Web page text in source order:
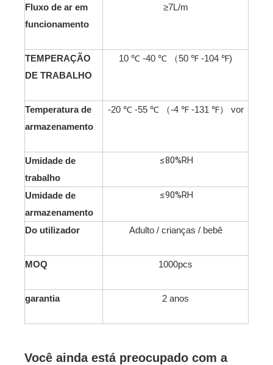
Fluxo de ar em
funcionamento
≥7L/m
TEMPERAÇÃO
DE TRABALHO
10 ℃ -40 ℃ （50 ℉ -104 ℉)
Temperatura de
armazenamento
-20 ℃ -55 ℃ （-4 ℉ -131 ℉） vor
Umidade de
trabalho
≤80%RH
Umidade de
armazenamento
≤90%RH
Do utilizador Adulto / crianças / bebê
MOQ 1000pcs
garantia 2 anos
Você ainda está preocupado com a